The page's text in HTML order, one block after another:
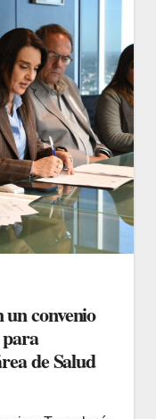
convenio
de Salud